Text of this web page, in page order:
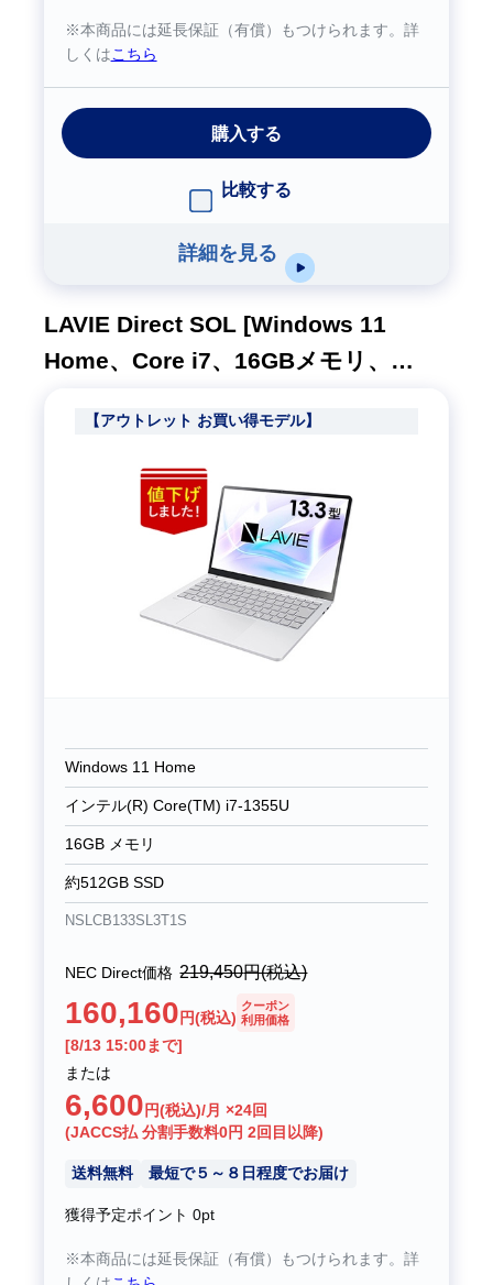
※本商品には延長保証（有償）もつけられます。詳
しくは こちら
購入する
比較する
詳細を見る
LAVIE Direct SOL [Windows 11
Home、Core i7、16GBメモリ、
チナシルバー、1年間保証]
【アウトレット お買い得モデル】
Windows 11 Home
インテル(R) Core(TM) i7-1355U
16GB メモリ
約512GB SSD
NSLCB133SL3T1S
NEC Direct価格 219,450円(税込)
160,160 円(税込)
クーポン
利用価格
[8/13 15:00まで]
または
6,600 円(税込)/月 ×24回
(JACCS払 分割手数料0円 2回目以降)
送料無料 最短で５～８日程度でお届け
獲得予定ポイント 0pt
※本商品には延長保証（有償）もつけられます。詳